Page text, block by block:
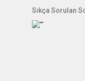
Sıkça Sorulan